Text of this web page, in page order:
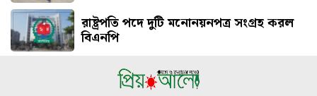
রাষ্ট্রপতি পদে দুটি মনোনয়নপত্র সংগ্রহ করল
বিএনপি